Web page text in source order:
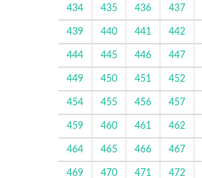
434 435 436 437
439 440 441 442
444 445 446 447
449 450 451 452
454 455 456 457
459 460 461 462
464 465 466 467
469 470 471 472